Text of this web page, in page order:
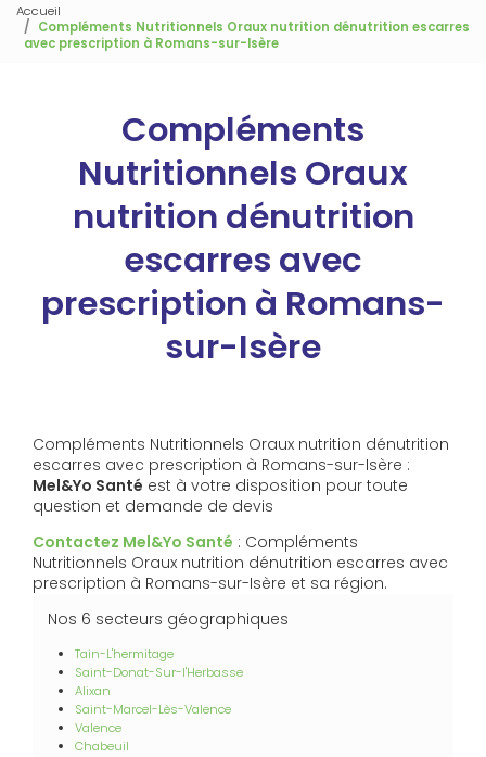
Accueil
Compléments Nutritionnels Oraux nutrition dénutrition escarres
avec prescription à Romans-sur-Isère
Compléments
Nutritionnels Oraux
nutrition dénutrition
escarres avec
prescription à Romans-
sur-Isère
Compléments Nutritionnels Oraux nutrition dénutrition
escarres avec prescription à Romans-sur-Isère :
Mel&Yo Santé est à votre disposition pour toute
question et demande de devis
Contactez Mel&Yo Santé : Compléments
Nutritionnels Oraux nutrition dénutrition escarres avec
prescription à Romans-sur-Isère et sa région.
Nos 6 secteurs géographiques
Tain-L'hermitage
Saint-Donat-Sur-l'Herbasse
Alixan
Saint-Marcel-Lès-Valence
Valence
Chabeuil